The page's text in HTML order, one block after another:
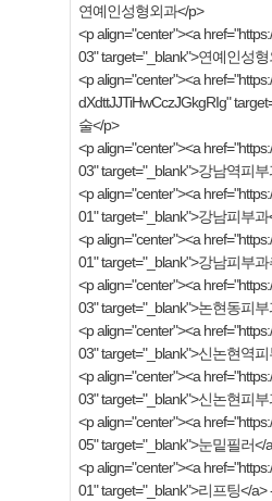
연예인성형외과</p>
<p align="center"><a
03" target="_blank">연예인성
<p align="center"><a
dXdttJJTiHwCczJGkgRIg"
술</p>
<p align="center"><a
03" target="_blank">강남역피
<p align="center"><a
01" target="_blank">강남피부
<p align="center"><a
01" target="_blank">강남피부
<p align="center"><a
03" target="_blank">논현동피
<p align="center"><a
03" target="_blank">신논현역
<p align="center"><a
03" target="_blank">신논현피
<p align="center"><a
05" target="_blank">눈밑필러</
<p align="center"><a
01" target="_blank">리프팅</a>